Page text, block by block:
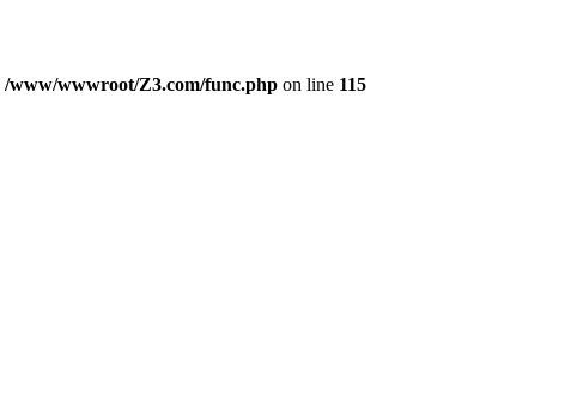
/www/wwwroot/Z3.com/func.php on line 115